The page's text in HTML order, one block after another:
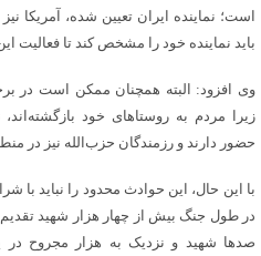
است؛ نماینده ایران تعیین شده، آمریکا
باید نماینده خود را مشخص کند تا فعالیت
وی افزود: البته همچنان ممکن است در
زیرا مردم به روستاهای خود
حضور دارند و رزمندگان حزب‌الله نیز در
با این حال، این حوادث محدود را نباید با
در طول جنگ بیش از چهار هزار شهید
صدها شهید و نزدیک به هزار مجروح